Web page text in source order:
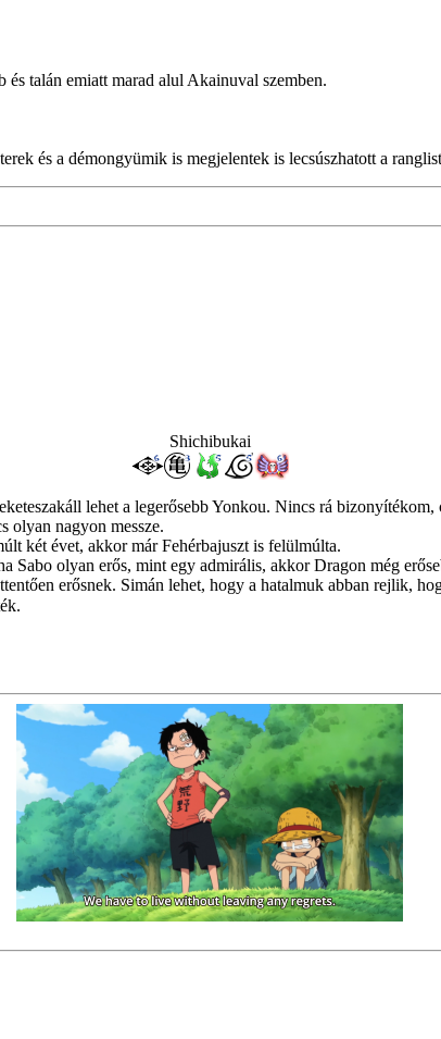
talán emiatt marad alul Akainuval szemben.
és a démongyümik is megjelentek is lecsúszhatott a
Shichibukai
lehet a legerősebb Yonkou. Nincs rá
olyan nagyon messze.
két évet, akkor már Fehérbajuszt is felülmúlta.
olyan erős, mint egy admirális, akkor Dragon még
erősnek. Simán lehet, hogy a hatalmuk abban rejlik,